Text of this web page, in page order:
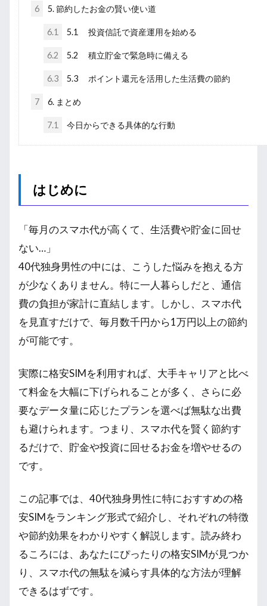
6 5. 節約したお金の賢い使い道
6.1 5.1 投資信託で資産運用を始める
6.2 5.2 積立貯金で緊急時に備える
6.3 5.3 ポイント還元を活用した生活費の節約
7 6. まとめ
7.1 今日からできる具体的な行動
はじめに
「毎月のスマホ代が高くて、生活費や貯金に回せ
ない…」
40代独身男性の中には、こうした悩みを抱える方
が少なくありません。特に一人暮らしだと、通信
費の負担が家計に直結します。しかし、スマホ代
を見直すだけで、毎月数千円から1万円以上の節約
が可能です。
実際に格安SIMを利用すれば、大手キャリアと比べ
て料金を大幅に下げられることが多く、さらに必
要なデータ量に応じたプランを選べば無駄な出費
も避けられます。つまり、スマホ代を賢く節約す
るだけで、貯金や投資に回せるお金を増やせるの
です。
この記事では、40代独身男性に特におすすめの格
安SIMをランキング形式で紹介し、それぞれの特徴
や節約効果をわかりやすく解説します。読み終わ
るころには、あなたにぴったりの格安SIMが見つか
り、スマホ代の無駄を減らす具体的な方法が理解
できるはずです。